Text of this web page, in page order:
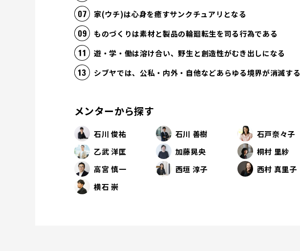
家(ウチ)は心身を癒すサンクチュアリとなる
ものづくりは素材と製品の輪廻転生を司る行為である
遊・学・働は溶け合い、野生と創造性がむき出しになる
シブヤでは、公私・内外・自他などあらゆる境界が消滅する
メンターから探す
石川 俊祐 石川 善樹 石戸奈々子
乙武 洋匡
加藤晃央 桐村 里紗
高宮 慎一
西垣 淳子 西村 真里子
横石 崇